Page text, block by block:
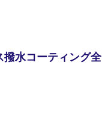
水コーティング全